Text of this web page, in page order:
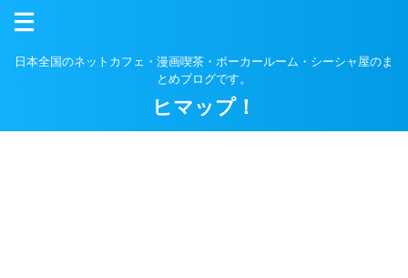
日本全国のネットカフェ・漫画喫茶・ポーカールーム・シーシャ屋のま
とめブログです。
ヒマップ！